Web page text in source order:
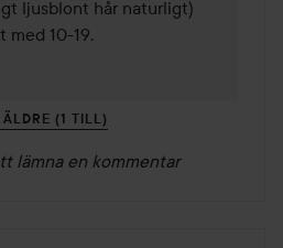
ljusblont hår naturligt)
med 10-19.
(1 TILL)
lämna en kommentar